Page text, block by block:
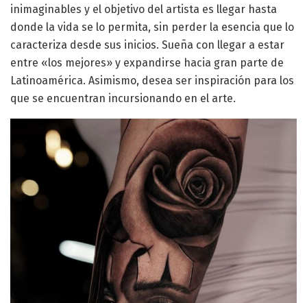
inimaginables y el objetivo del artista es llegar hasta
donde la vida se lo permita, sin perder la esencia que lo
caracteriza desde sus inicios. Sueña con llegar a estar
entre «los mejores» y expandirse hacia gran parte de
Latinoamérica. Asimismo, desea ser inspiración para los
que se encuentran incursionando en el arte.